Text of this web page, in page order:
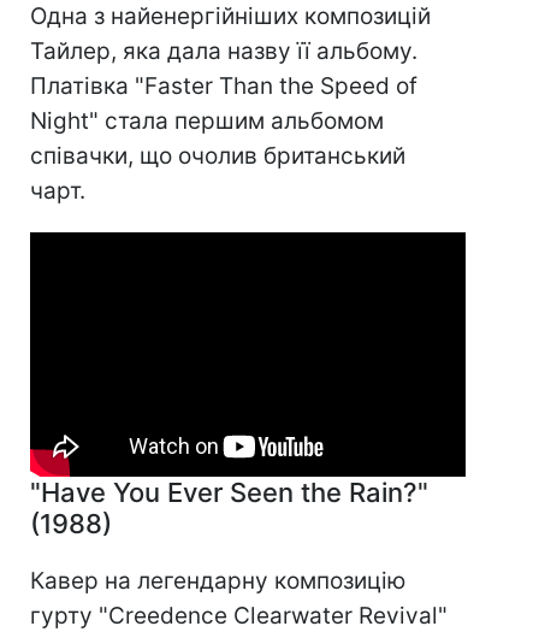
Одна з найенергійніших композицій
Тайлер, яка дала назву її альбому.
Платівка "Faster Than the Speed of
Night" стала першим альбомом
співачки, що очолив британський
чарт.
"Have You Ever Seen the Rain?"
(1988)
Кавер на легендарну композицію
гурту "Creedence Clearwater Revival"